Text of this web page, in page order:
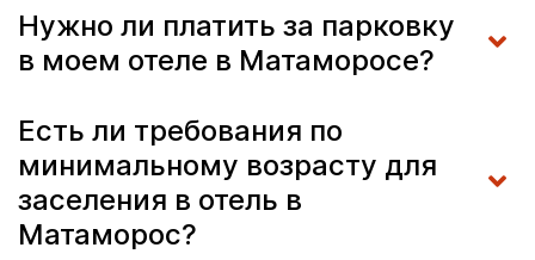
Нужно ли платить за парковку
в моем отеле в Матаморосе?
Есть ли требования по
минимальному возрасту для
заселения в отель в
Матаморос?